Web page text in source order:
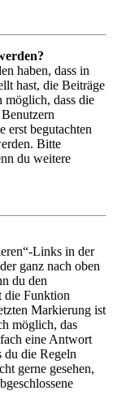
haben, dass in
hast, die Beiträge
möglich, dass die
erst begutachten
Bitte
du weitere
Links in der
ganz nach oben
du den
die Funktion
Markierung ist
möglich, das
eine Antwort
du die Regeln
gerne gesehen,